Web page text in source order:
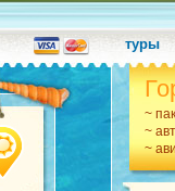
туры
~
~
~